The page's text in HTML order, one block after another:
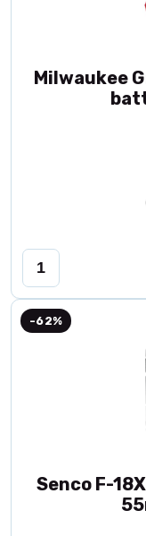
Milwaukee
-62%
Senco F-